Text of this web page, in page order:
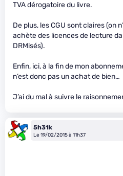
TVA dérogatoire du livre.
De plus, les CGU sont claires (on
achète des licences de lecture
DRMisés).
Enfin, ici, à la fin de mon
n’est donc pas un achat de bien…
J’ai du mal à suivre le
5h31k
Le 19/02/2015 à 11h37